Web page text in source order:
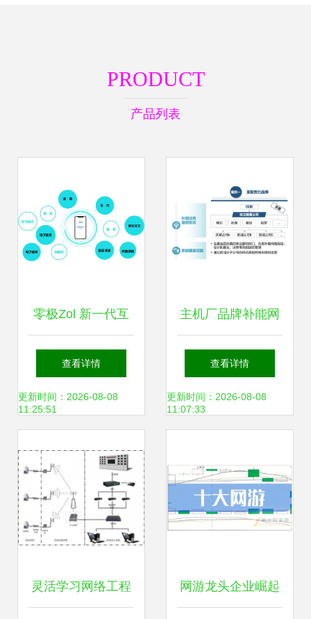
PRODUCT
产品列表
零极Zol 新一代互
联网技术来临，你
准备好了吗？
查看详情
更新时间：2026-08-08
11:25:51
主机厂品牌补能网
络发展白皮书 运筹
谋划，乘势而上
路径与部署策略
查看详情
更新时间：2026-08-08
11:07:33
灵活学习网络工程 网游龙头企业崛起